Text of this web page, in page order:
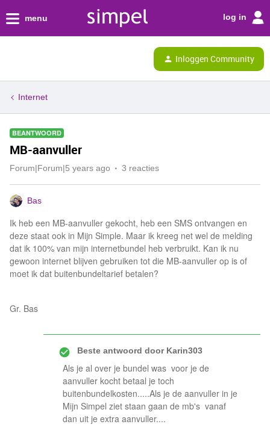
menu log in
Inloggen Community
Internet
BEANTWOORD
MB-aanvuller
Forum|Forum|5 years ago 3 reacties
Bas
Ik heb een MB-aanvuller gekocht, heb een SMS ontvangen en
deze staat ook in Mijn Simple. Maar ik kreeg net wel de melding
dat ik 100% van mijn internetbundel heb verbruikt. Kan ik nu
gewoon internet blijven gebruiken tot die MB-aanvuller op is of
moet ik dat buitenbundeltarief betalen?
Gr. Bas
Beste antwoord doorKarin303
Als je al over je bundel was voor je de
aanvuller kocht betaal je toch
buitenbundelkosten.....Als je de aanvuller in je
Mijn Simpel ziet staan gaan de mb's vanaf
dan uit je extra aanvuller....